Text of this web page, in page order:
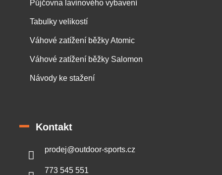
Půjčovna lavinového vybavení
Tabulky velikostí
Váhové zatížení běžky Atomic
Váhové zatížení běžky Salomon
Návody ke stažení
Kontakt
prodej@outdoor-sports.cz
773 545 551